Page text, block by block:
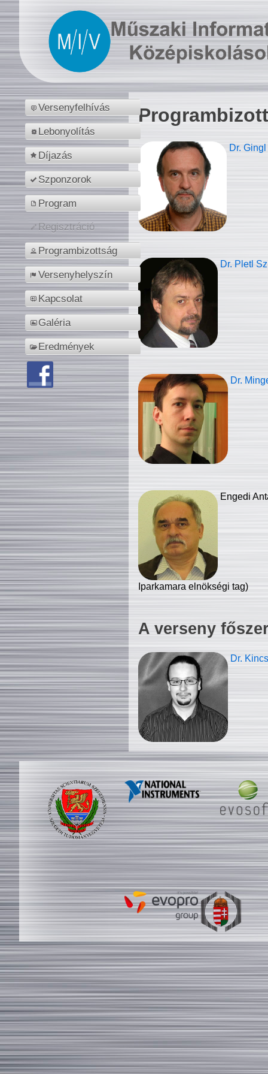
Versenyfelhívás
Lebonyolítás
Díjazás
Szponzorok
Program
Regisztráció
Programbizottság
Versenyhelyszín
Kapcsolat
Galéria
Eredmények
Dr.
Dr. Pletl
Dr.
Engedi
Iparkamara elnökségi tag)
A verseny
Dr.